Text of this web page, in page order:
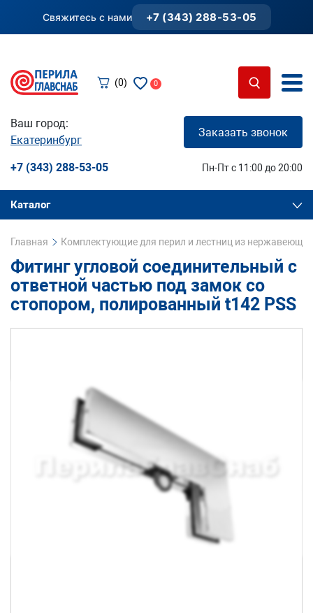
Свяжитесь с нами +7 (343) 288-53-05
(0) 0
Ваш город:
Екатеринбург
Заказать звонок
+7 (343) 288-53-05 Пн-Пт с 11:00 до 20:00
Каталог
Главная Комплектующие для перил и лестниц из
Фитинг угловой соединительный с
ответной частью под замок со
стопором, полированный t142 PSS